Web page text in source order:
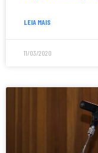
LEIA MAIS
11/03/2020